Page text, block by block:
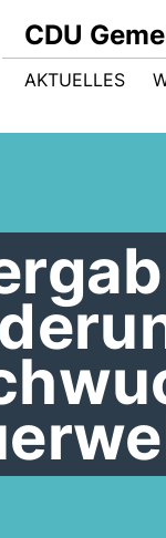
CDU
AKTUELLES